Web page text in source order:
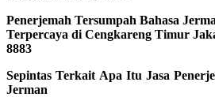
Penerjemah Tersumpah Bahasa
Terpercaya di Cengkareng Timur
8883
Sepintas Terkait Apa Itu Jasa
Jerman